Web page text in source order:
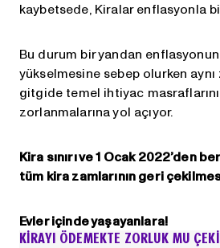
kaybetsede, Kiralar enflasyonla
Bu durum bir yandan
yükselmesine sebep olurken
gitgide temel ihtiyac
zorlanmalarına yol açıyor.
Kira sınırı ve 1 Ocak 2022’den
tüm kira zamlarının geri
Evler içinde yaşayanlara!
KİRAYI ÖDEMEKTE ZORLUK MU